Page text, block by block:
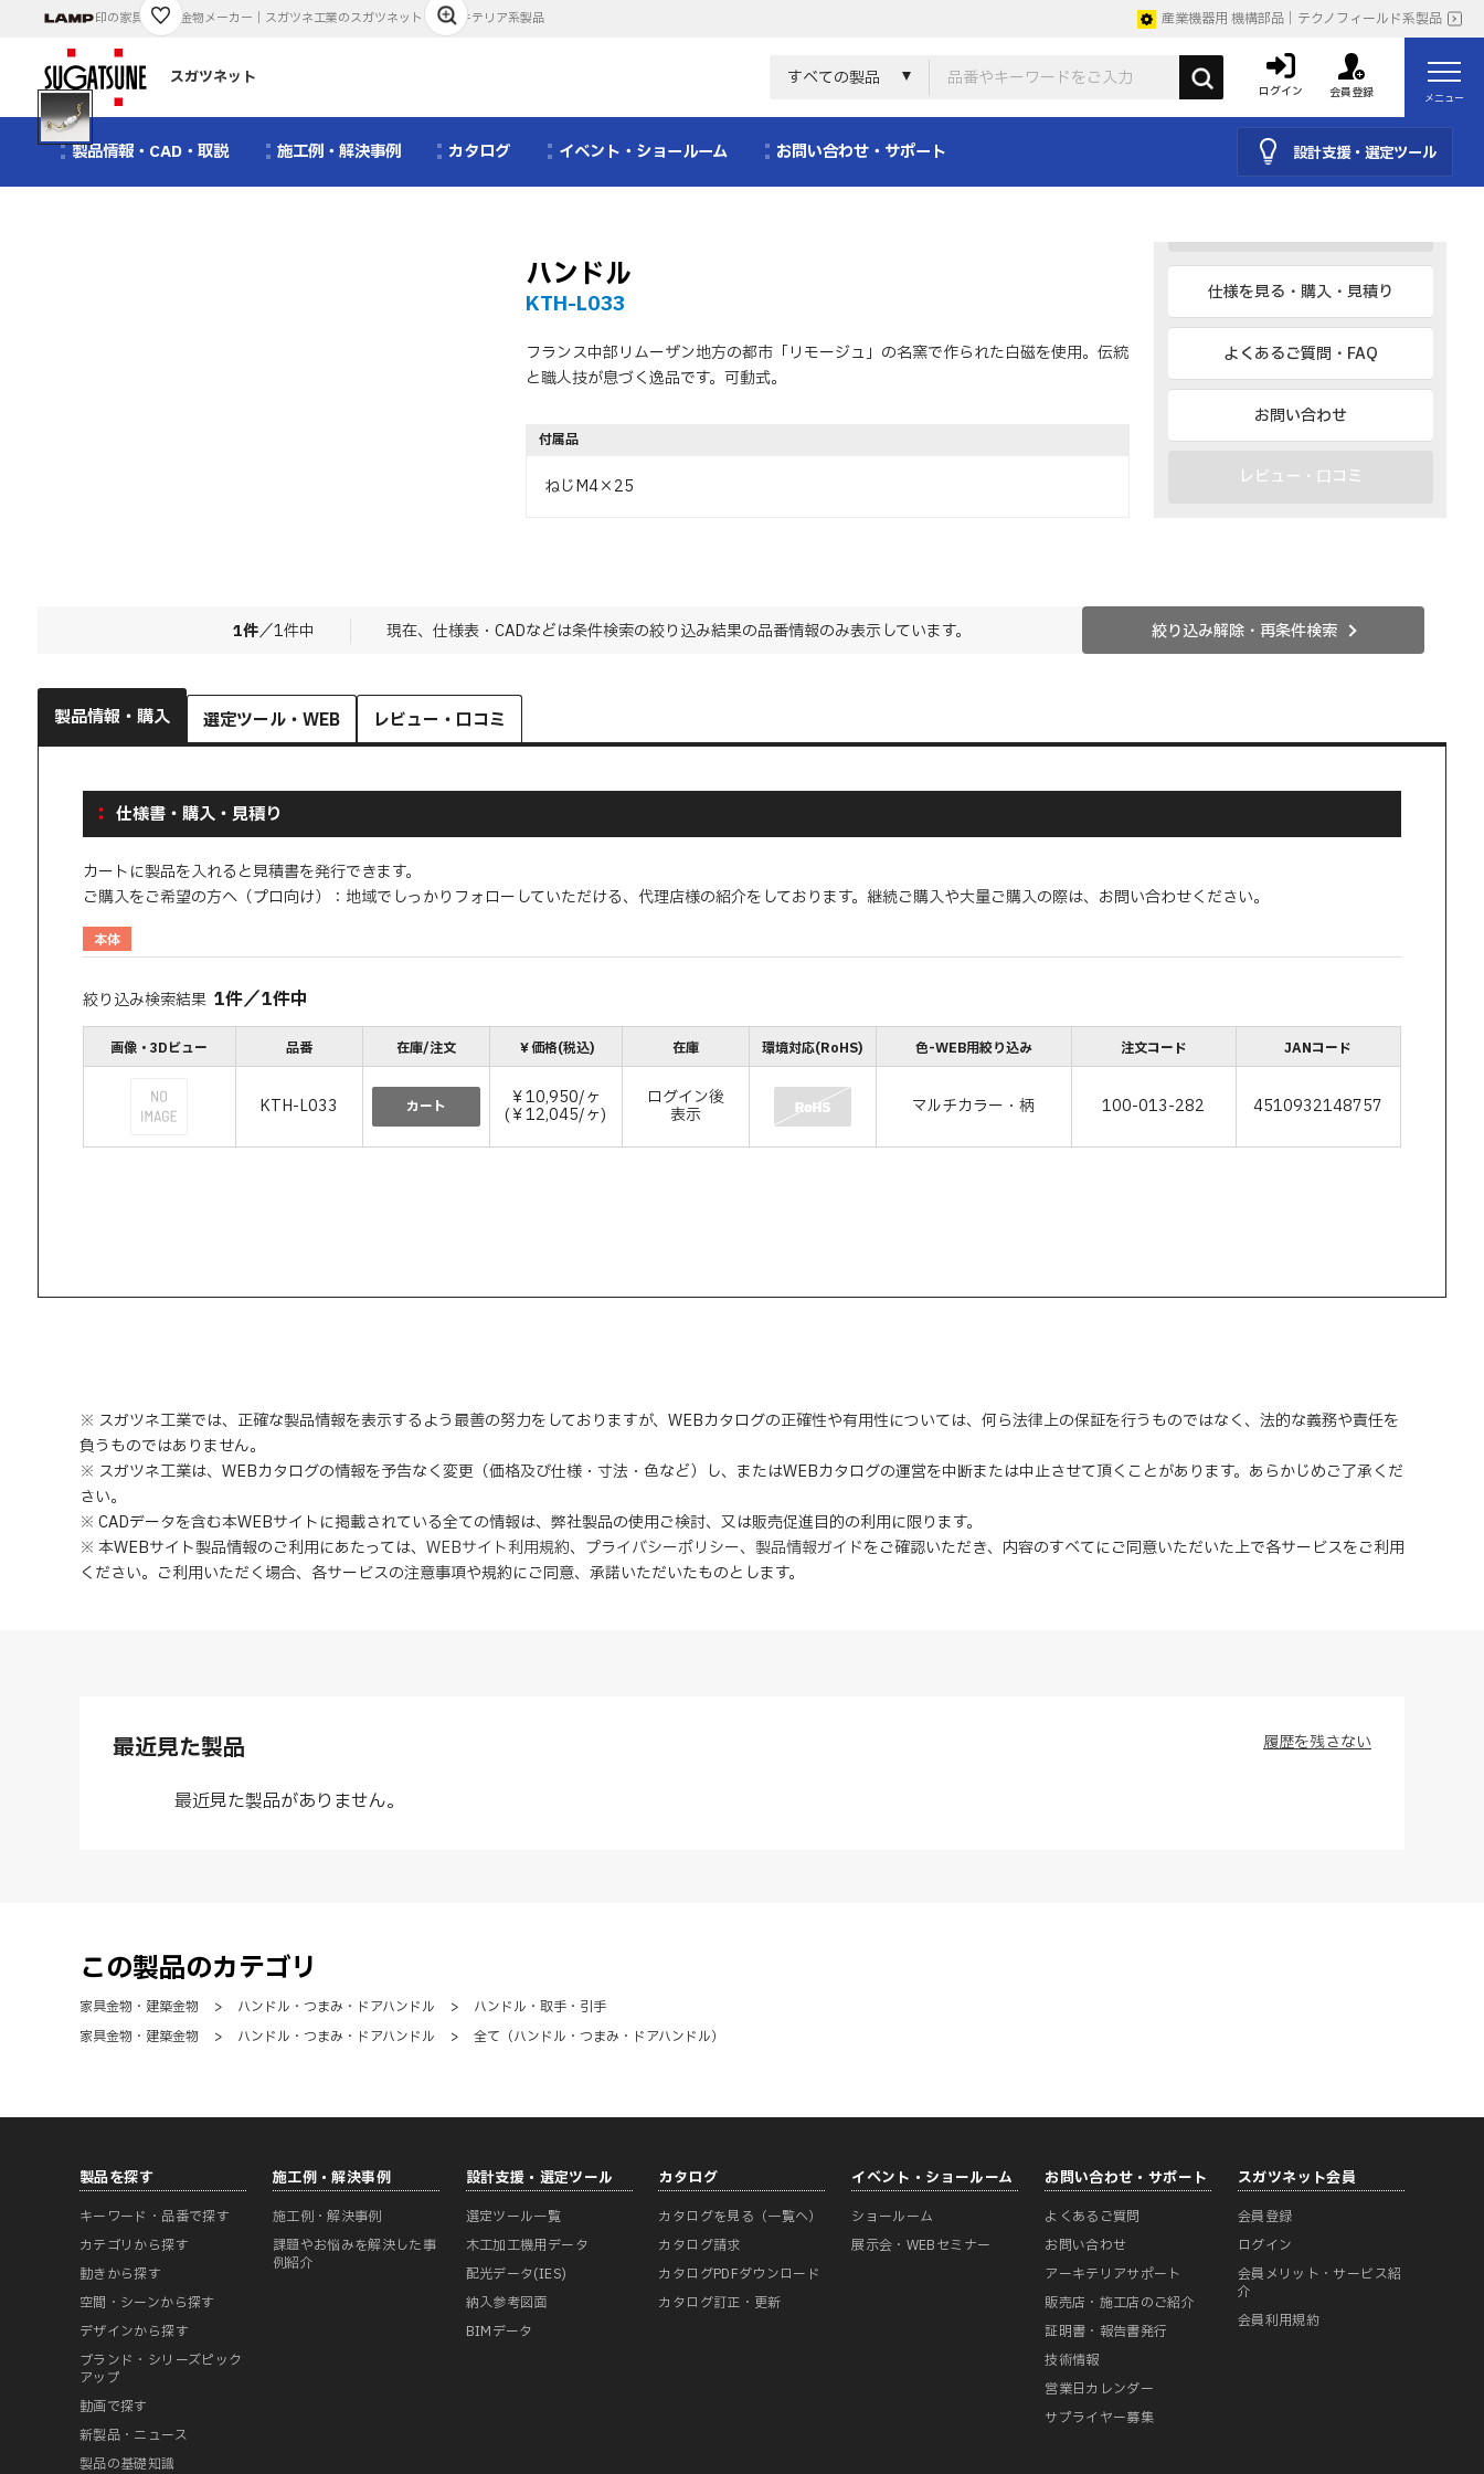
印の家具・建築金物メーカー｜スガツネ工業のスガツネット｜アーキテリア系製品 産業機器用 機構部品｜テクノフィールド系製品
スガツネット すべての製品
ログイン 会員登録 メニュー
製品情報・CAD・取説 施工例・解決事例 カタログ イベント・ショールーム お問い合わせ・サポート 設計支援・選定ツール
1/1
ハンドル
KTH-L033
フランス中部リムーザン地方の都市「リモージュ」の名窯で作られた白磁を使用。伝統
と職人技が息づく逸品です。可動式。
付属品
ねじM4×25
CAD
BIM、IESなど
カタログ
仕様を見る・購入・見積り
よくあるご質問・FAQ
お問い合わせ
レビュー・口コミ
1件／1件中 現在、仕様表・CADなどは条件検索の絞り込み結果の品番情報のみ表示しています。 絞り込み解除・再条件検索
製品情報・購入 選定ツール・WEB レビュー・口コミ
仕様書・購入・見積り
カートに製品を入れると見積書を発行できます。
ご購入をご希望の方へ（プロ向け）：地域でしっかりフォローしていただける、代理店様の紹介をしております。継続ご購入や大量ご購入の際は、お問い合わせください。
本体
絞り込み検索結果 1件／1件中
画像・3Dビュー 品番 在庫/注文 ￥価格(税込) 在庫 環境対応(RoHS) 色-WEB用絞り込み 注文コード JANコード
KTH-L033 カート ￥10,950/ヶ
(￥12,045/ヶ)
ログイン後
表示 マルチカラー・柄 100-013-282 4510932148757
※ スガツネ工業では、正確な製品情報を表示するよう最善の努力をしておりますが、WEBカタログの正確性や有用性については、何ら法律上の保証を行うものではなく、法的な義務や責任を
負うものではありません。
※ スガツネ工業は、WEBカタログの情報を予告なく変更（価格及び仕様・寸法・色など）し、またはWEBカタログの運営を中断または中止させて頂くことがあります。あらかじめご了承くだ
さい。
※ CADデータを含む本WEBサイトに掲載されている全ての情報は、弊社製品の使用ご検討、又は販売促進目的の利用に限ります。
※ 本WEBサイト製品情報のご利用にあたっては、 WEBサイト利用規約、 プライバシーポリシー、 製品情報ガイドをご確認いただき、内容のすべてにご同意いただいた上で各サービスをご利用
ください。ご利用いただく場合、各サービスの注意事項や規約にご同意、 承諾いただいたものとします。
最近見た製品
最近見た製品がありません。
履歴を残さない
この製品のカテゴリ
家具金物・建築金物 > ハンドル・つまみ・ドアハンドル >
ハンドル・取手・引手
家具金物・建築金物
> ハンドル・つまみ・ドアハンドル > 全て（ハンドル・つまみ・ドアハンドル）
製品を探す
キーワード・品番で探す
カテゴリから探す
動きから探す
空間・シーンから探す
デザインから探す
ブランド・シリーズピック
アップ
動画で探す
新製品・ニュース
製品の基礎知識
施工例・解決事例
施工例・解決事例
課題やお悩みを解決した事
例紹介
設計支援・選定ツール
選定ツール一覧
木工加工機用データ
配光データ(IES)
納入参考図面
BIMデータ
カタログ
カタログを見る（一覧へ）
カタログ請求
カタログPDFダウンロード
カタログ訂正・更新
イベント・ショールーム
ショールーム
展示会・WEBセミナー
お問い合わせ・サポート
よくあるご質問
お問い合わせ
アーキテリアサポート
販売店・施工店のご紹介
証明書・報告書発行
技術情報
営業日カレンダー
サプライヤー募集
スガツネット会員
会員登録
ログイン
会員メリット・サービス紹
介
会員利用規約